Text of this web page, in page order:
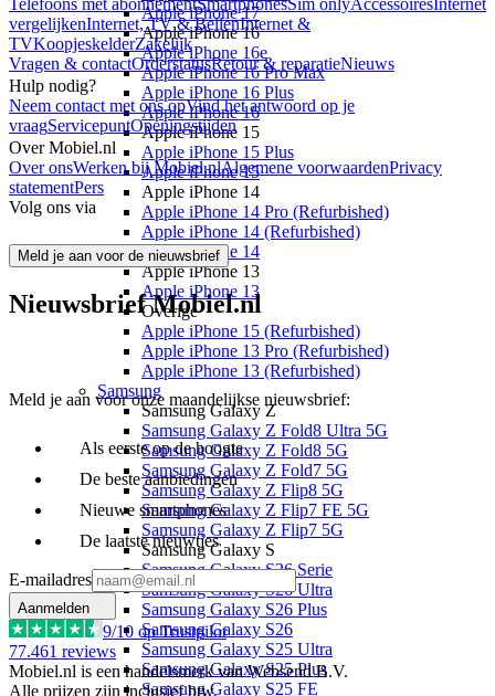
Apple iPhone 17
Apple iPhone 16
Apple iPhone 16e
Apple iPhone 16 Pro Max
Apple iPhone 16 Plus
Apple iPhone 16
Apple iPhone 15
Apple iPhone 15 Plus
Apple iPhone 15
Apple iPhone 14
Apple iPhone 14 Pro (Refurbished)
Apple iPhone 14 (Refurbished)
Apple iPhone 14
Apple iPhone 13
Apple iPhone 13
Overige
Apple iPhone 15 (Refurbished)
Apple iPhone 13 Pro (Refurbished)
Apple iPhone 13 (Refurbished)
Samsung
Samsung Galaxy Z
Samsung Galaxy Z Fold8 Ultra 5G
Samsung Galaxy Z Fold8 5G
Samsung Galaxy Z Fold7 5G
Samsung Galaxy Z Flip8 5G
Samsung Galaxy Z Flip7 FE 5G
Samsung Galaxy Z Flip7 5G
Samsung Galaxy S
Samsung Galaxy S26 Serie
Samsung Galaxy S26 Ultra
Samsung Galaxy S26 Plus
Samsung Galaxy S26
Samsung Galaxy S25 Ultra
Samsung Galaxy S25 Plus
Samsung Galaxy S25 FE
Telefoons met abonnementSmartphonesSim onlyAccessoiresInternet
vergelijkenInternet, TV & BellenInternet &
TVKoopjeskelderZakelijk
Vragen & contactOrderstatusRetour & reparatieNieuws
Hulp nodig?
Neem contact met ons opVind het antwoord op je
vraagServicepuntOpeningstijden
Over Mobiel.nl
Over onsWerken bij Mobiel.nlAlgemene voorwaardenPrivacy
statementPers
Volg ons via
Meld je aan voor de nieuwsbrief
Nieuwsbrief Mobiel.nl
Meld je aan voor onze maandelijkse nieuwsbrief:
Als eerste op de hoogte
De beste aanbiedingen
Nieuwe smartphones
De laatste nieuwtjes
E-mailadres
Aanmelden
9/10 op Trustpilot
77.461 reviews
Mobiel.nl is een handelsmerk van Websend B.V.
Alle prijzen zijn inclusief btw.